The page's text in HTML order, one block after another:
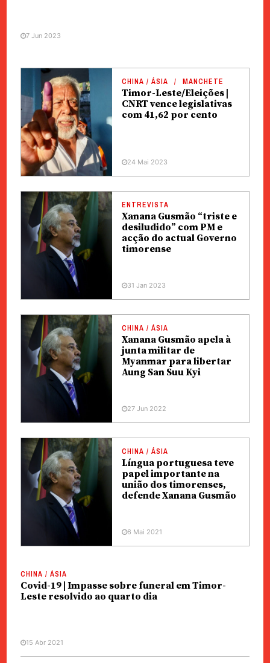
7 Jun 2023
CHINA / ÁSIA MANCHETE
Timor-Leste/Eleições |
CNRT vence legislativas
com 41,62 por cento
24 Mai 2023
ENTREVISTA
Xanana Gusmão “triste e
desiludido” com PM e
acção do actual Governo
timorense
31 Jan 2023
CHINA / ÁSIA
Xanana Gusmão apela à
junta militar de
Myanmar para libertar
Aung San Suu Kyi
27 Jun 2022
CHINA / ÁSIA
Língua portuguesa teve
papel importante na
união dos timorenses,
defende Xanana Gusmão
6 Mai 2021
CHINA / ÁSIA
Covid-19 | Impasse sobre funeral em Timor-
Leste resolvido ao quarto dia
15 Abr 2021